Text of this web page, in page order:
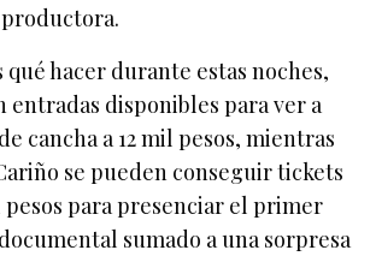
qué hacer durante estas noches,
entradas disponibles para ver a
cancha a 12 mil pesos, mientras
se pueden conseguir tickets
pesos para presenciar el primer
sumado a una sorpresa